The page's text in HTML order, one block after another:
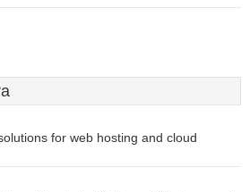
for web hosting and cloud